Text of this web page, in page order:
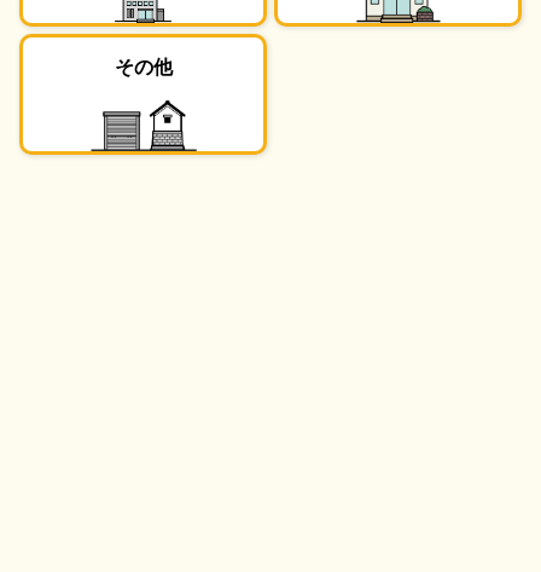
その他